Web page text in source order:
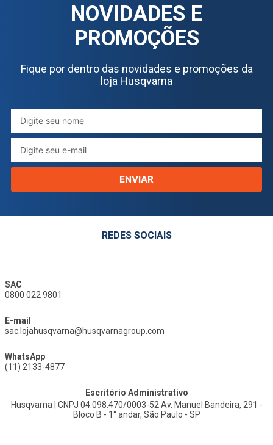
NOVIDADES E
PROMOÇÕES
Fique por dentro das novidades e promoções da
loja Husqvarna
ENVIAR
REDES SOCIAIS
SAC
0800 022 9801
E-mail
sac.lojahusqvarna@husqvarnagroup.com
WhatsApp
(11) 2133-4877
Escritório Administrativo
Husqvarna | CNPJ 04.098.470/0003-52 Av. Manuel Bandeira, 291 -
Bloco B - 1° andar, São Paulo - SP